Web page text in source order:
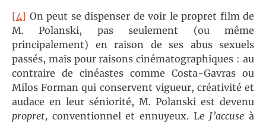
[4] On peut se dispenser de voir le propret film de
M. Polanski, pas seulement (ou même
principalement) en raison de ses abus sexuels
passés, mais pour raisons cinématographiques : au
contraire de cinéastes comme Costa-Gavras ou
Milos Forman qui conservent vigueur, créativité et
audace en leur séniorité, M. Polanski est devenu
propret, conventionnel et ennuyeux. Le J’accuse à